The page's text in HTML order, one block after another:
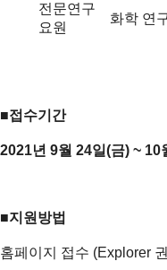
전문연구
요원
화학 연
■접수기간
2021년 9월 24일(금) ~ 10
■지원방법
홈페이지 접수 (Explorer